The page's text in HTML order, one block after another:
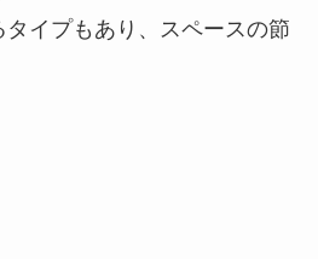
イプもあり、スペースの節